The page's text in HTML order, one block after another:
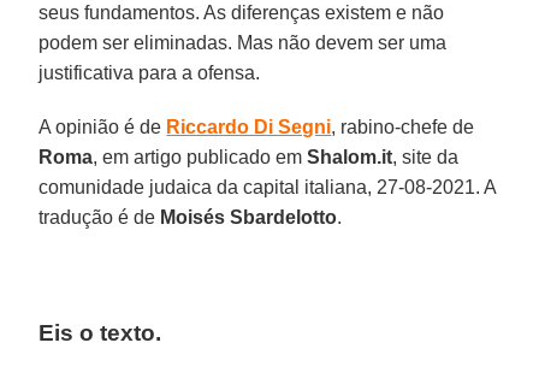
seus fundamentos. As diferenças existem e não
podem ser eliminadas. Mas não devem ser uma
justificativa para a ofensa.
A opinião é de Riccardo Di Segni, rabino-chefe de
Roma, em artigo publicado emShalom.it, site da
comunidade judaica da capital italiana, 27-08-2021. A
tradução é de Moisés Sbardelotto.
Eis o texto.